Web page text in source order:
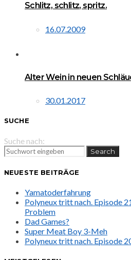
Schlitz, schlitz, spritz.
16.07.2009
Alter Wein in neuen
30.01.2017
SUCHE
Suche nach:
Search
NEUESTE BEITRÄGE
Yamatoderfahrung
Polyneux tritt nach. Episode
Problem
Dad Games?
Super Meat Boy 3-Meh
Polyneux tritt nach. Episode